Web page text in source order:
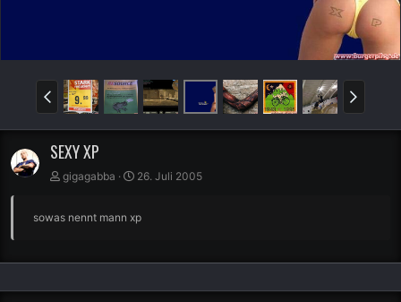
SEXY XP
gigagabba 26. Juli 2005
sowas nennt mann xp